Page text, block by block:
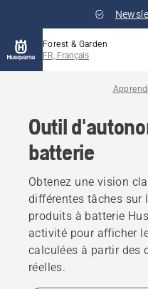
Forest & Garden
FR, Français
Outil
batterie
Obtenez une vision
différentes tâches sur
produits à batterie
activité pour afficher
calculées à partir des
réelles.